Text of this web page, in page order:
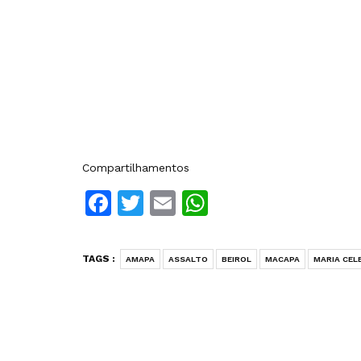
Compartilhamentos
Facebook
Twitter
Email
TAGS : AMAPA ASSALTO BEIROL MACAPA MARIA